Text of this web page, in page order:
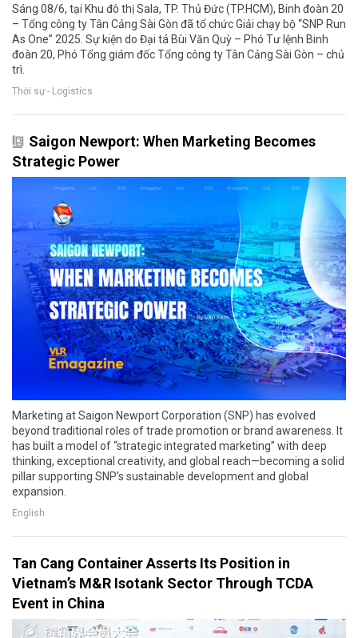
Sáng 08/6, tại Khu đô thị Sala, TP. Thủ Đức (TP.HCM), Binh đoàn 20
– Tổng công ty Tân Cảng Sài Gòn đã tổ chức Giải chạy bộ “SNP Run
As One” 2025. Sự kiện do Đại tá Bùi Văn Quỳ – Phó Tư lệnh Binh
đoàn 20, Phó Tổng giám đốc Tổng công ty Tân Cảng Sài Gòn – chủ
trì.
Thời sự - Logistics
Saigon Newport: When Marketing Becomes
Strategic Power
Marketing at Saigon Newport Corporation (SNP) has evolved
beyond traditional roles of trade promotion or brand awareness. It
has built a model of “strategic integrated marketing” with deep
thinking, exceptional creativity, and global reach—becoming a solid
pillar supporting SNP’s sustainable development and global
expansion.
English
Tan Cang Container Asserts Its Position in
Vietnam’s M&R Isotank Sector Through TCDA
Event in China